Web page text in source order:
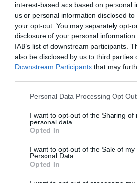
interest-based ads based on personal
us or personal information disclosed
your opt-out. You may separately opt-
disclosure of your personal
IAB’s list of downstream participants.
also be disclosed by us to third parties
Downstream Participants that may
Please note that this website/app uses
not limited to your visit or usage
grant or deny consent to Google and
use your data for below specified
consent section.
Personal Data Processing Opt
I want to opt-out of the Sharing of
personal data.
Opted In
I want to opt-out of the Sale of my
Personal Data.
Opted In